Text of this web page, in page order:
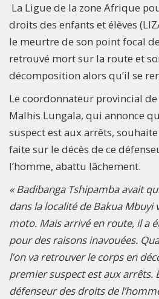
La Ligue de la zone Afrique
droits des enfants et élèves
le meurtre de son point focal
retrouvé mort sur la route et
décomposition alors qu’il se
Le coordonnateur provincial de
Malhis Lungala, qui annonce
suspect est aux arrêts,
faite sur le décès de ce
l’homme, abattu lâchement.
« Badibanga Tshipamba avait
dans la localité de Bakua Mbuyi
moto. Mais arrivé en route, il a
pour des raisons inavouées.
l’on va retrouver le corps en
premier suspect est aux arrêts.
défenseur des droits de